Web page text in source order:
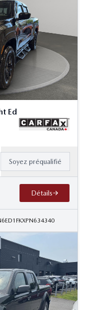
Ed
Soyez préqualifié
Détails